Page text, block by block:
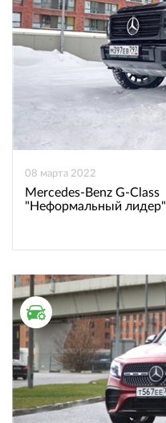
08 марта 2022
Mercedes-Benz G-Class
"Неформальный лидер"
ТЕСТ ДРАЙВ